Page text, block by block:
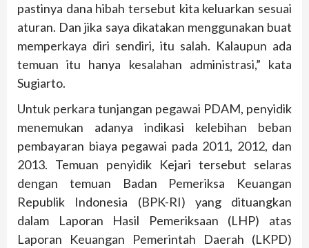
pastinya dana hibah tersebut kita keluarkan sesuai
aturan. Dan jika saya dikatakan menggunakan buat
memperkaya diri sendiri, itu salah. Kalaupun ada
temuan itu hanya kesalahan administrasi,” kata
Sugiarto.
Untuk perkara tunjangan pegawai PDAM, penyidik
menemukan adanya indikasi kelebihan beban
pembayaran biaya pegawai pada 2011, 2012, dan
2013. Temuan penyidik Kejari tersebut selaras
dengan temuan Badan Pemeriksa Keuangan
Republik Indonesia (BPK-RI) yang dituangkan
dalam Laporan Hasil Pemeriksaan (LHP) atas
Laporan Keuangan Pemerintah Daerah (LKPD)